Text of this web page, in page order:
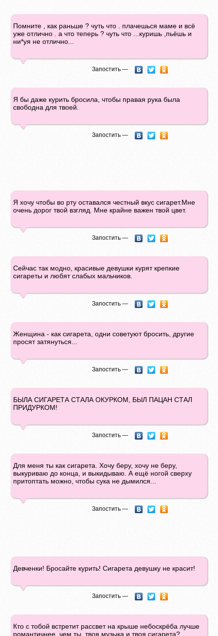
Помните , как раньше ? чуть что . плачешься маме и всё
уже отлично . а что теперь ? чуть что ...куришь ,пьёшь и
ни*уя не отлично...
Запостить —
Я бы даже курить бросила, чтобы правая рука была
свободна для твоей.
Запостить —
Я хочу чтобы во рту оставался честный вкус сигарет.Мне
очень дорог твой взгляд. Мне крайне важен твой цвет.
Запостить —
Cейчас так модно, красивые девушки курят крепкие
сигареты и любят слабых мальчиков.
Запостить —
Женщина - как сигарета, одни советуют бросить, другие
просят затянуться...
Запостить —
БЫЛА СИГАРЕТА СТАЛА ОКУРКОМ, БЫЛ ПАЦАН СТАЛ
ПРИДУРКОМ!
Запостить —
Для меня ты как сигарета. Хочу беру, хочу не беру,
выкуриваю до конца, и выкидываю. А ещё ногой сверху
притоптать можно, чтобы сука не дымился...
Запостить —
Девченки! Бросайте курить! Сигарета девушку не красит!
Запостить —
Кто с тобой встретит рассвет на крыше небоскрёба лучше
романтичнее, чем ты, твоя музыка и твоя сигарета?